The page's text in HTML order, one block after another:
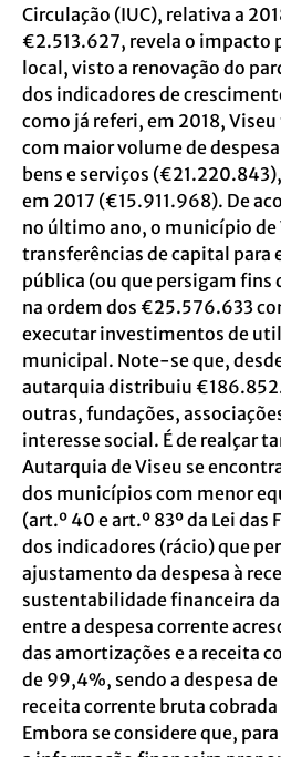
Circulação (IUC), relativa a
€2.513.627, revela o impacto
local, visto a renovação do
dos indicadores de
como já referi, em 2018,
com maior volume de
bens e serviços
em 2017 (€15.911.968). De
no último ano, o município de
transferências de capital para
pública (ou que persigam
na ordem dos €25.576.633
executar investimentos de
municipal. Note-se que,
autarquia distribuiu
outras, fundações,
interesse social. É de realçar
Autarquia de Viseu se
dos municípios com menor
(art.º 40 e art.º 83º da Lei das
dos indicadores (rácio) que
ajustamento da despesa à
sustentabilidade financeira
entre a despesa corrente
das amortizações e a receita
de 99,4%, sendo a despesa
receita corrente bruta
Embora se considere que,